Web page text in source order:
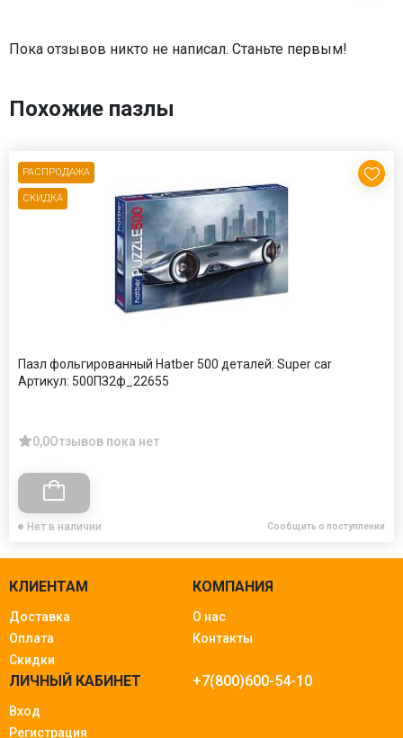
Пока отзывов никто не написал. Станьте первым!
Похожие пазлы
РАСПРОДАЖА
СКИДКА
Пазл фольгированный Hatber 500 деталей: Super car
Артикул: 500ПЗ2ф_22655
0,0Отзывов пока нет
Нет в наличии Сообщить о поступлении
КЛИЕНТАМ
Доставка
Оплата
Скидки
КОМПАНИЯ
О нас
Контакты
ЛИЧНЫЙ КАБИНЕТ
Вход
Регистрация
+7(800)600-54-10